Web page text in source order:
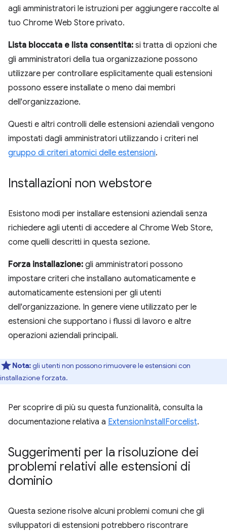
agli amministratori le istruzioni per aggiungere raccolte al
tuo Chrome Web Store privato.
Lista bloccata e lista consentita: si tratta di opzioni che
gli amministratori della tua organizzazione possono
utilizzare per controllare esplicitamente quali estensioni
possono essere installate o meno dai membri
dell'organizzazione.
Questi e altri controlli delle estensioni aziendali vengono
impostati dagli amministratori utilizzando i criteri nel
gruppo di criteri atomici delle estensioni.
Installazioni non webstore
Esistono modi per installare estensioni aziendali senza
richiedere agli utenti di accedere al Chrome Web Store,
come quelli descritti in questa sezione.
Forza installazione: gli amministratori possono
impostare criteri che installano automaticamente e
automaticamente estensioni per gli utenti
dell'organizzazione. In genere viene utilizzato per le
estensioni che supportano i flussi di lavoro e altre
operazioni aziendali principali.
Nota:gli utenti non possono rimuovere le estensioni con
installazione forzata.
Per scoprire di più su questa funzionalità, consulta la
documentazione relativa a ExtensionInstallForcelist.
Suggerimenti per la risoluzione dei
problemi relativi alle estensioni di
dominio
Questa sezione risolve alcuni problemi comuni che gli
sviluppatori di estensioni potrebbero riscontrare